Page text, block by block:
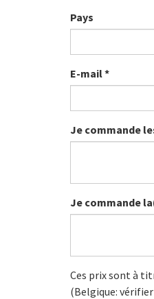
Pays
E-mail*
Je commande
Je commande
Ces prix sont à
(Belgique: